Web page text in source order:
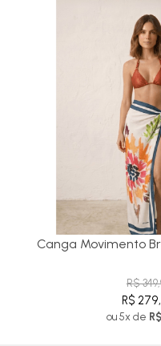
Canga Movimento
R$
R$
ou 5x de